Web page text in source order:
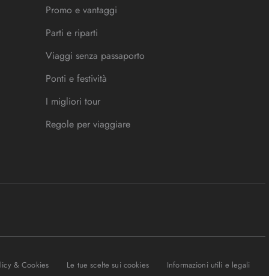
Promo e vantaggi
Parti e riparti
Viaggi senza passaporto
Ponti e festività
I migliori tour
Regole per viaggiare
& Cookies Le tue scelte sui cookies Informazioni utili e legali